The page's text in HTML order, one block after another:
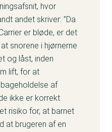
hvor
andet skriver: ”Da
er bløde, er det
snorene i hjørnerne
og låst, inden
lift, for at
af
ikke er korrekt
risiko for, at barnet
at brugeren af en